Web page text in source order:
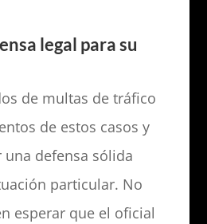
legal para su
de multas de tráfico
de estos casos y
defensa sólida
particular. No
esperar que el oficial